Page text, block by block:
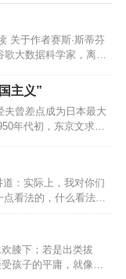
关于作者赛斯·斯蒂芬
歌大数据科学家，离开
究者。关于本书这是
发展的书。大数据分
更清楚去了解这个世
利用大数据分析来了
世界到底怎么运行，
究领域。大数据研究
越来越细，大数据可
主义”
夫曾差点成为日本最大
年代初，东京文求堂
太小，不足以继承家
庆太郎的女婿增井肩
决定远赴金泽大学任
、周作人出版过著作
少了一个旧书店老板
，毕业于东京大学东
亚洲的历史与历史学
等书。《大清帝国》
：实际上，我对你们
点看法的，什么看法
查某些资料就到网
人的。如果没有读大
鉴赏能力，就连辨别
传讹，不会思考，也
颈。”手机很好玩，但
膝下；若是出类拔
孩子的平庸，就像孩